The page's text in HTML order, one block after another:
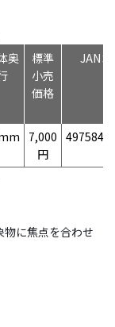
奥
標準
小売
価格
JANコ
7,000
円
に焦点を合わせ